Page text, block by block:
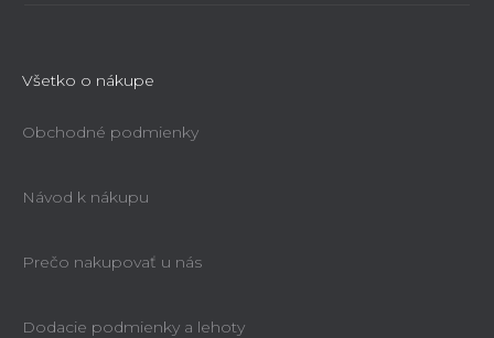
Všetko o nákupe
Obchodné podmienky
Návod k nákupu
Prečo nakupovať u nás
Dodacie podmienky a lehoty